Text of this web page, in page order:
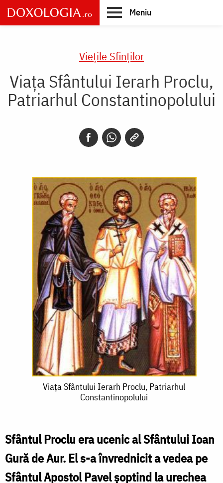
Skip
to
main
Meniu
Vieţile Sfinţilor
Viața Sfântului Ierarh Proclu,
Patriarhul Constantinopolului
Proclu,
Patriarhul
Constantinopolului
Viața Sfântului Ierarh Proclu, Patriarhul
Constantinopolului
Sfântul Proclu era ucenic al Sfântului Ioan
Gură de Aur. El s-a învrednicit a vedea pe
Sfântul Apostol Pavel șoptind la urechea